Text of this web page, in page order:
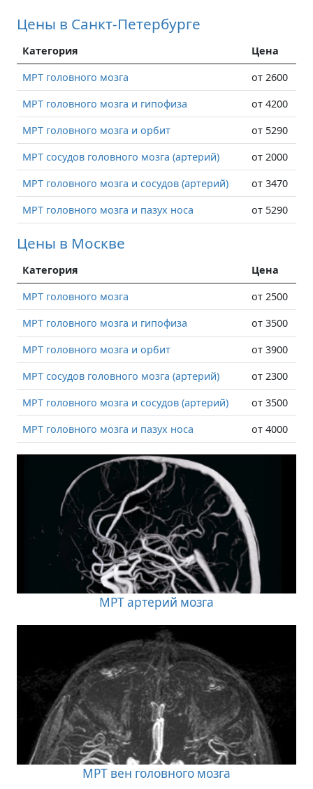
Цены в Санкт-Петербурге
Категория
Цена
МРТ головного мозга
от 2600
МРТ головного мозга и гипофиза
от 4200
МРТ головного мозга и орбит
от 5290
МРТ сосудов головного мозга (артерий)
от 2000
МРТ головного мозга и сосудов (артерий)
от 3470
МРТ головного мозга и пазух носа
от 5290
Цены в Москве
Категория
Цена
МРТ головного мозга
от 2500
МРТ головного мозга и гипофиза
от 3500
МРТ головного мозга и орбит
от 3900
МРТ сосудов головного мозга (артерий)
от 2300
МРТ головного мозга и сосудов (артерий)
от 3500
МРТ головного мозга и пазух носа
от 4000
МРТ артерий мозга
МРТ вен головного мозга